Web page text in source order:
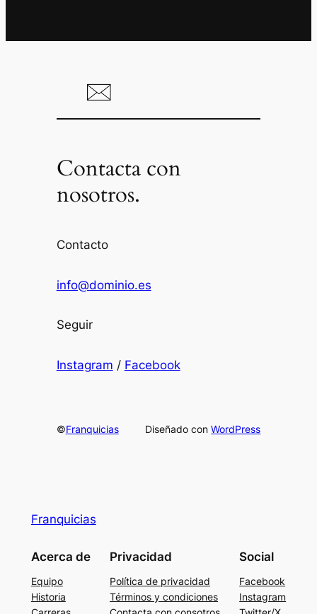
Contacta con
nosotros.
Contacto
info@dominio.es
Seguir
Instagram / Facebook
©Franquicias Diseñado conWordPress
Franquicias
Acerca de
Equipo
Historia
Privacidad
Política de privacidad
Términos y condiciones
Social
Facebook
Instagram